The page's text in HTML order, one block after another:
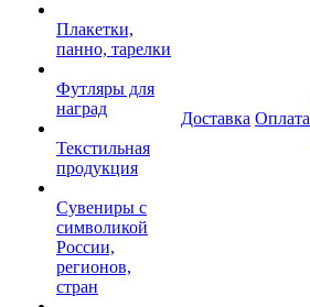
Плакетки,
панно, тарелки
Футляры для
наград
Текстильная
продукция
Сувениры с
символикой
России,
регионов,
стран
Доставка Оплата